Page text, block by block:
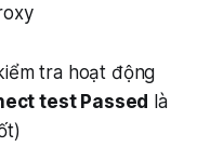
tra hoạt động
test Passed là